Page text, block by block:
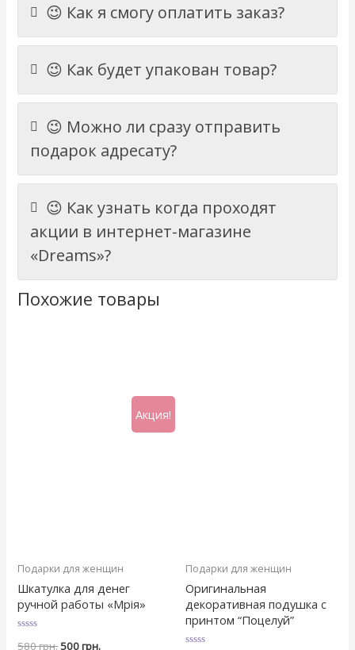
😉 Как я смогу оплатить заказ?
😉 Как будет упакован товар?
😉 Можно ли сразу отправить
подарок адресату?
😉 Как узнать когда проходят
акции в интернет-магазине
«Dreams»?
Похожие товары
Акция!
Подарки для женщин
Шкатулка для денег
ручной работы «Мрія»
0
580грн.500грн.
Подарки для женщин
Оригинальная
декоративная подушка с
принтом “Поцелуй”